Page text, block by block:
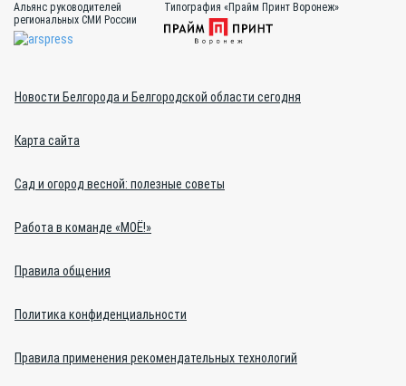
Альянс руководителей
региональных СМИ России
Типография «Прайм Принт Воронеж»
Новости Белгорода и Белгородской области сегодня
Карта сайта
Сад и огород весной: полезные советы
Работа в команде «МОЁ!»
Правила общения
Политика конфиденциальности
Правила применения рекомендательных технологий